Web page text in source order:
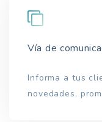
Vía de
Informa a tus
novedades,